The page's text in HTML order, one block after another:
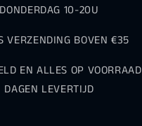
DONDERDAG 10-20U
VERZENDING BOVEN €35
EN ALLES OP
DAGEN LEVERTIJD